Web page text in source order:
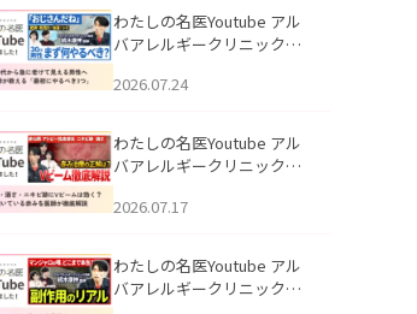
説」を公開いたしました。
わたしの名医Youtube アル
バアレルギークリニック札
える男性へ｜医師が教える
公開いたしました。
2026.07.24
わたしの名医Youtube アル
バアレルギークリニック札
跡にVビームは効く？向いて
説」を公開いたしました。
2026.07.17
わたしの名医Youtube アル
バアレルギークリニック札